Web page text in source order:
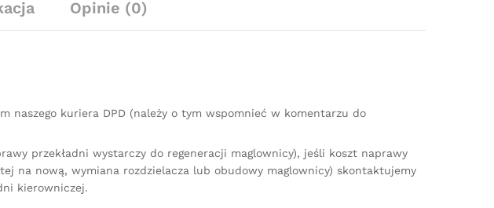
Opinie (0)
naszego kuriera DPD (należy o tym wspomnieć w komentarzu do
przekładni wystarczy do regeneracji maglownicy), jeśli koszt naprawy
na nową, wymiana rozdzielacza lub obudowy maglownicy) skontaktujemy
kierowniczej.